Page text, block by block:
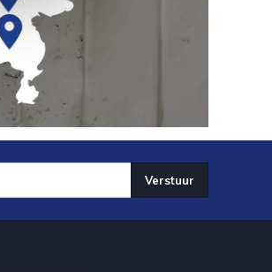
Verstuur